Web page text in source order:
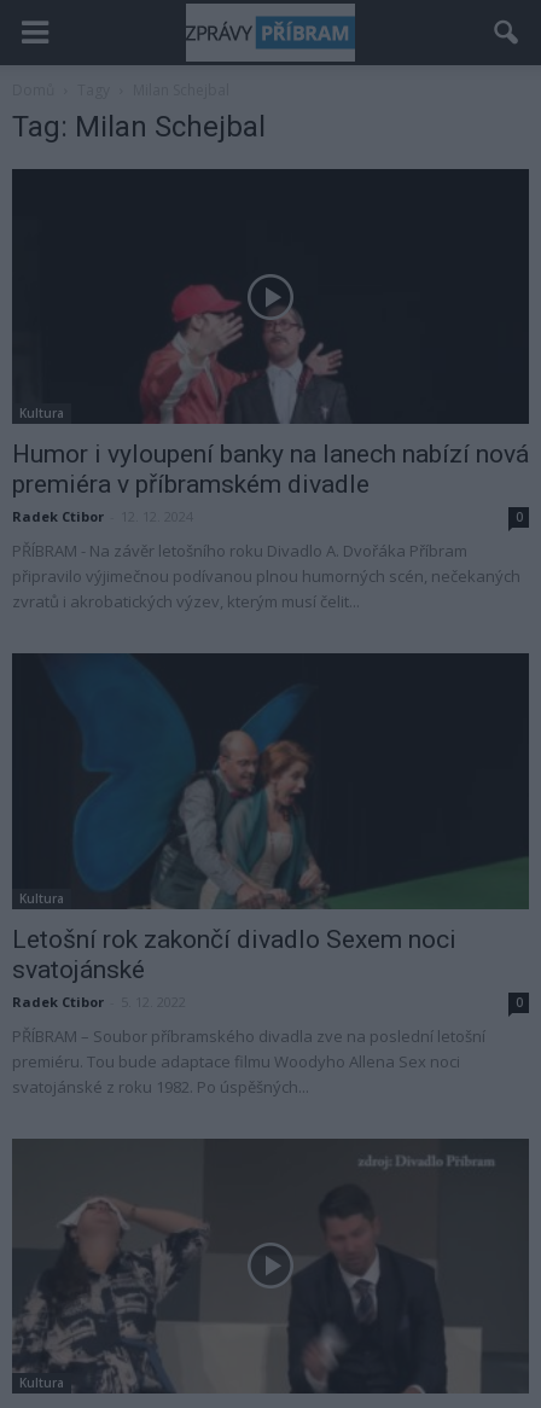
Tag: Milan Schejbal
Kultura
Humor i vyloupení banky na lanech nabízí nová
premiéra v příbramském divadle
Radek Ctibor 0
PŘÍBRAM - Na závěr letošního roku Divadlo A. Dvořáka Příbram
připravilo výjimečnou podívanou plnou humorných scén, nečekaných
zvratů i akrobatických výzev, kterým musí čelit...
Kultura
Letošní rok zakončí divadlo Sexem noci
svatojánské
Radek Ctibor 0
PŘÍBRAM – Soubor příbramského divadla zve na poslední letošní
premiéru. Tou bude adaptace filmu Woodyho Allena Sex noci
svatojánské z roku 1982. Po úspěšných...
Kultura